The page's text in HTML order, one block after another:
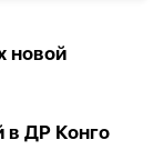
новой
в ДР Конго